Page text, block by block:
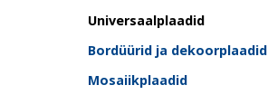
Universaalplaadid
Bordüürid ja dekoorplaadid
Mosaiikplaadid